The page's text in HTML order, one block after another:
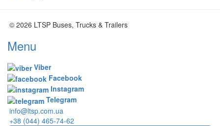
© 2026 LTSP Buses, Trucks & Trailers
Menu
Viber
Facebook
Instagram
Telegram
info@ltsp.com.ua
+38 (044) 465-74-62